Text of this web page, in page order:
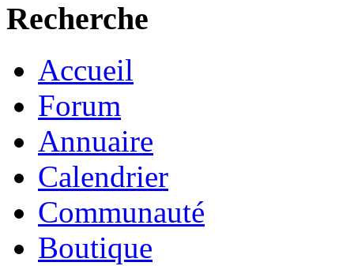
Recherche
Accueil
Forum
Annuaire
Calendrier
Communauté
Boutique